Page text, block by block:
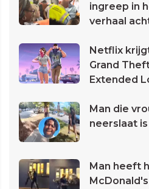
ingreep in
verhaal
Netflix
Grand
Extended
Man die
neerslaat
Man heeft